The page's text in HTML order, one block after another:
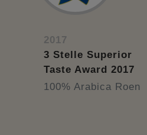
2017
3 Stelle Superior
Taste Award 2017
100% Arabica Roen